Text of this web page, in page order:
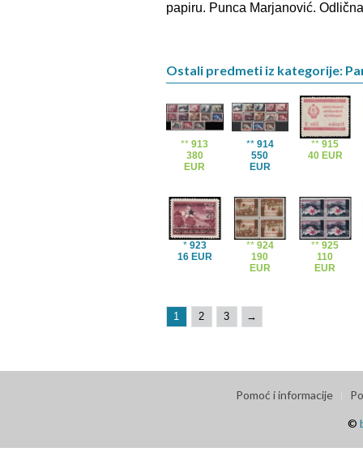
papiru. Punca Marjanović.
Ostali predmeti iz kategorije:
**913
380
EUR
** 914
550
EUR
**915
40 EUR
* 923
16 EUR
** 924
190
EUR
**925
110
EUR
1 2 3 →
Pomoć i informacije
©